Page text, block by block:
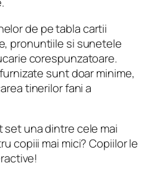
de pe tabla cartii
pronuntiile si sunetele
corespunzatoare.
sunt doar minime,
tinerilor fani a
set una dintre cele mai
copiii mai mici? Copiilor le